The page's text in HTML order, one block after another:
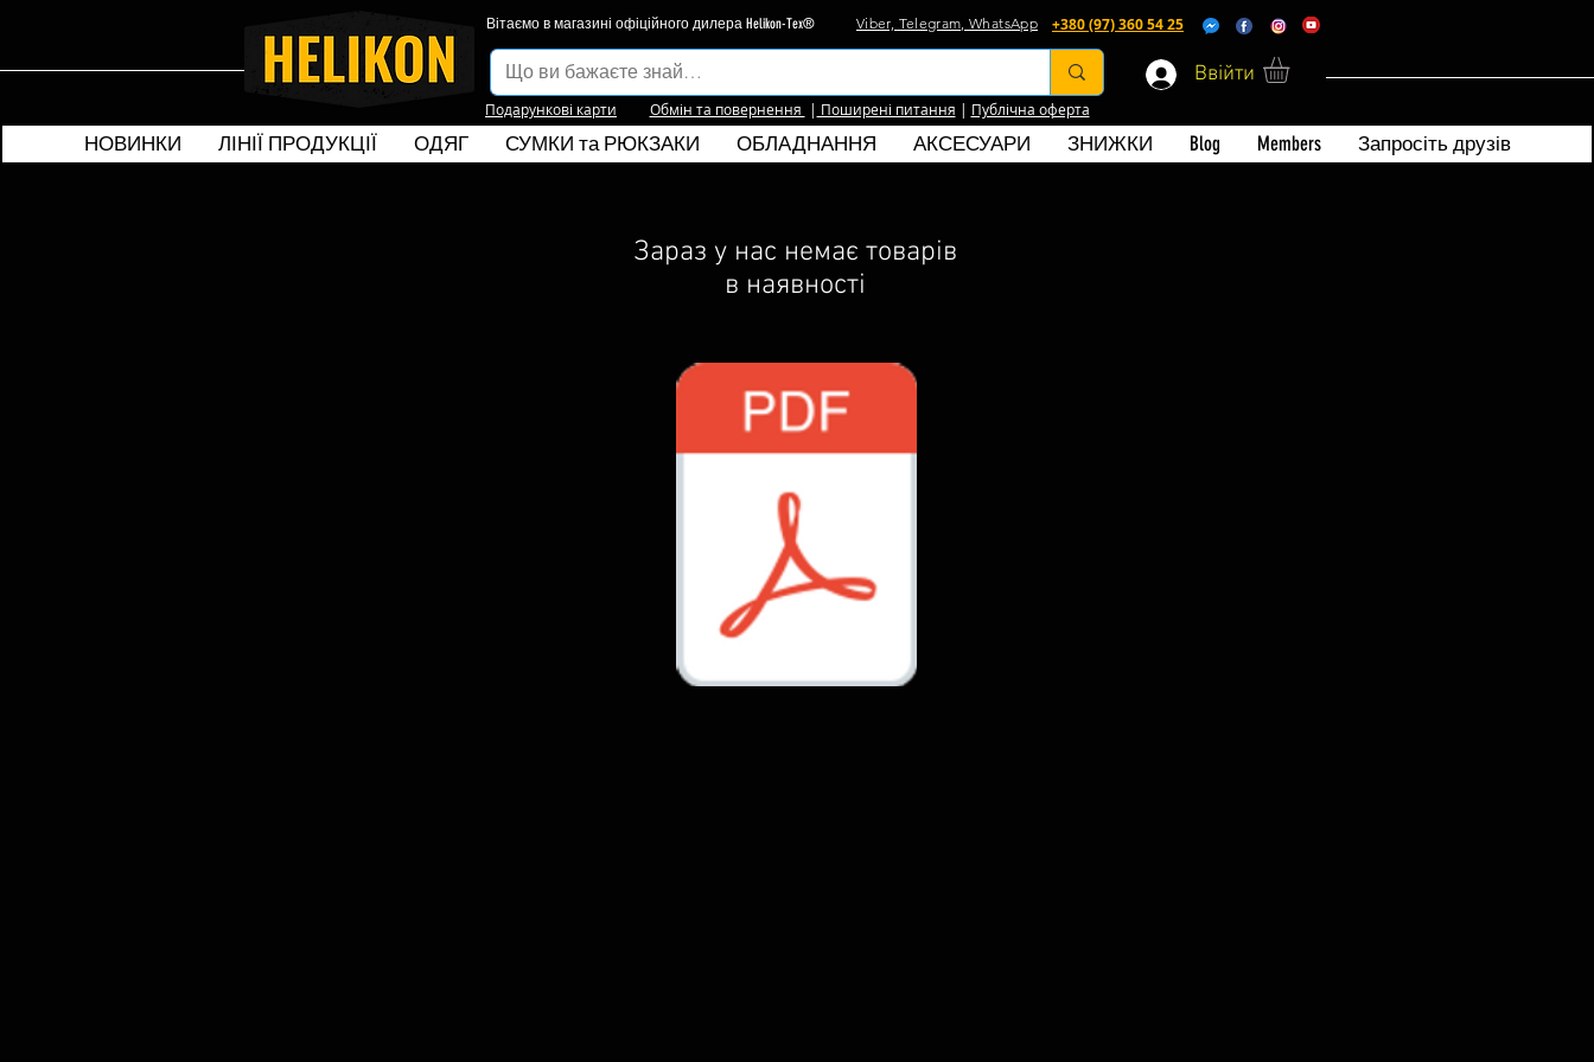
Вітаємо в магазині офіційного дилера Helikon-Tex® +380 (97) 360 54 25
Viber, Telegram, WhatsApp
Ввійти
Подарункові карти Обмін та повернення | Поширені питання | Публічна оферта
НОВИНКИ ЛІНІЇ ПРОДУКЦІЇ ОДЯГ СУМКИ та РЮКЗАКИ ОБЛАДНАННЯ АКСЕСУАРИ ЗНИЖКИ Blog Members Запросіть друзів
Зараз у нас немає товарів
в наявності